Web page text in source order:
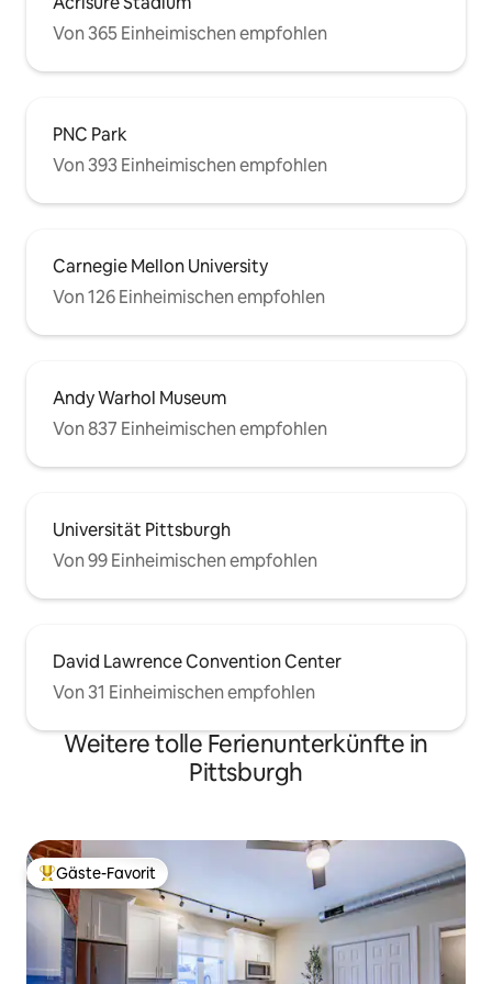
Von 365 Einheimischen empfohlen
PNC Park
Von 393 Einheimischen empfohlen
Carnegie Mellon University
Von 126 Einheimischen empfohlen
Andy Warhol Museum
Von 837 Einheimischen empfohlen
Universität Pittsburgh
Von 99 Einheimischen empfohlen
David Lawrence Convention Center
Von 31 Einheimischen empfohlen
Weitere tolle Ferienunterkünfte in
Pittsburgh
Beliebter Gäste-Favorit.
Gäste-Favorit